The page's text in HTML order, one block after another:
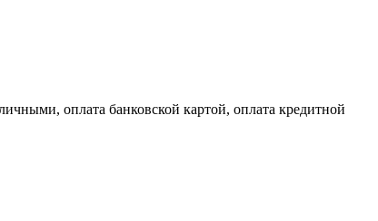
оплата банковской картой, оплата кредитной